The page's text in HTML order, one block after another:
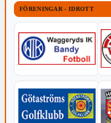
FÖRENINGAR - IDROTT